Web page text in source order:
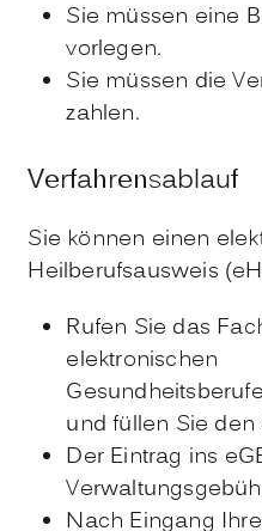
Sie müssen eine
vorlegen.
Sie müssen die
zahlen.
Verfahrensablauf
Sie können einen
Heilberufsausweis
Rufen Sie das
elektronischen
und füllen Sie
Der Eintrag ins
Nach Eingang